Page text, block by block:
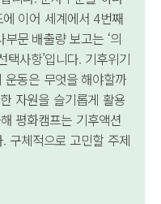
이어 세계에서 4번째
문 배출량 보고는 ‘의
택사항’입니다. 기후위기
동은 무엇을 해야할까
자원을 슬기롭게 활용
평화캠프는 기후액션
구체적으로 고민할 주제